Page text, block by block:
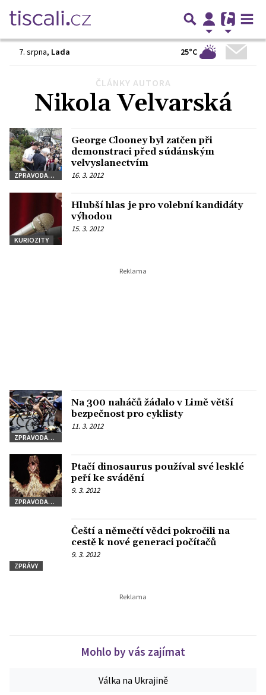
7. srpna, Lada 25°C
ČLÁNKY AUTORA
Nikola Velvarská
ZPRAVODAJSTVÍ
George Clooney byl zatčen při
demonstraci před súdánským
velvyslanectvím
16. 3. 2012
KURIOZITY
Hlubší hlas je pro volební kandidáty
výhodou
15. 3. 2012
ZPRAVODAJSTVÍ
Na 300 naháčů žádalo v Limě větší
bezpečnost pro cyklisty
11. 3. 2012
ZPRAVODAJSTVÍ
Ptačí dinosaurus používal své lesklé
peří ke svádění
9. 3. 2012
ZPRÁVY
Čeští a němečtí vědci pokročili na
cestě k nové generaci počítačů
9. 3. 2012
Další
Mohlo by vás zajímat
Válka na Ukrajině